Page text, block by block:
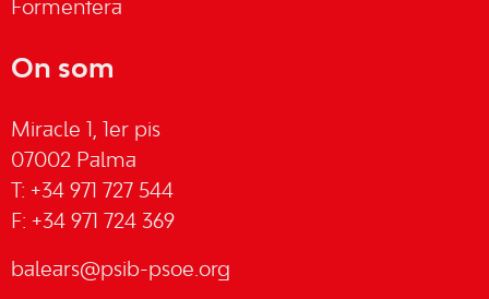
Formentera
On som
Miracle 1, 1er pis
07002 Palma
T: +34 971 727 544
F: +34 971 724 369
balears@psib-psoe.org